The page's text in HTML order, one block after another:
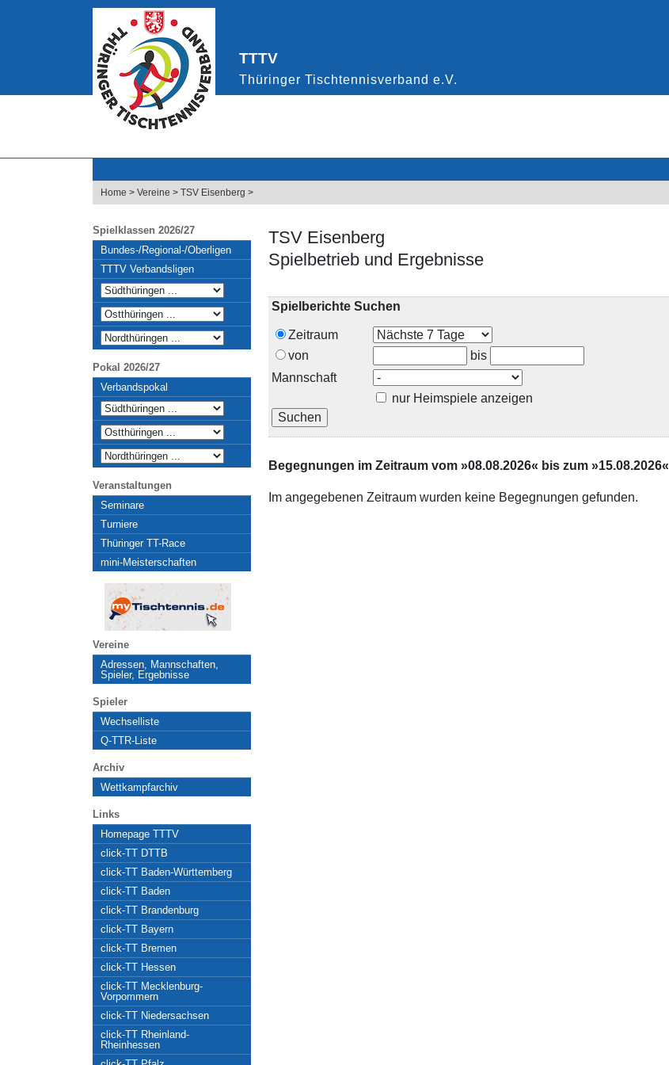
Home > Vereine > TSV Eisenberg >
Spielklassen 2026/27
Bundes-/Regional-/Oberligen
TTTV Verbandsligen
Pokal 2026/27
Verbandspokal
Veranstaltungen
Seminare
Turniere
Thüringer TT-Race
mini-Meisterschaften
Vereine
Adressen, Mannschaften,
Spieler, Ergebnisse
Spieler
Wechselliste
Q-TTR-Liste
Archiv
Wettkampfarchiv
Links
Homepage TTTV
click-TT DTTB
click-TT Baden-Württemberg
click-TT Baden
click-TT Brandenburg
click-TT Bayern
click-TT Bremen
click-TT Hessen
click-TT Mecklenburg-
Vorpommern
click-TT Niedersachsen
click-TT Rheinland-
Rheinhessen
TSV Eisenberg
Spielbetrieb und Ergebnisse
Spielberichte Suchen
Zeitraum
von
bis
Mannschaft
nur Heimspiele anzeigen
Begegnungen im Zeitraum vom »08.08.2026« bis zum »15.08.2026«
Im angegebenen Zeitraum wurden keine Begegnungen gefunden.